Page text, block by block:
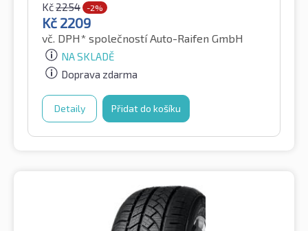
Kč2254 -2%
Kč 2209
vč. DPH* společností Auto-Raifen GmbH
NA SKLADĚ
Doprava zdarma
Detaily Přidat do košíku